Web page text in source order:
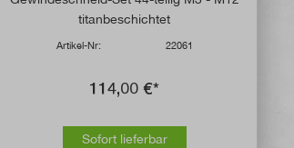
titanbeschichtet
Artikel-Nr: 22061
114,00 €*
Sofort lieferbar